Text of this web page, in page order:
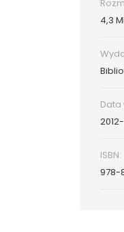
4,3
Data
ISBN:
978-